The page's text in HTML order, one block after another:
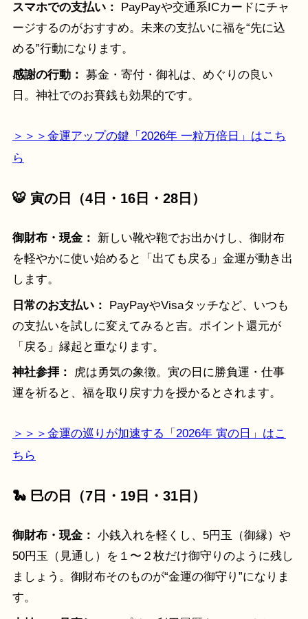
スマホでの支払い：
PayPayや交通系ICカードにチャ
ージするのがおすすめ。未来の支払いに福を“先に込
める”行動になります。
感謝の行動： 募金・寄付・御礼は、めぐりの良い
日。神社でのお賽銭も効果的です。
＞＞＞金運アップの鍵「2026年 一粒万倍日」はこち
ら
🐯 寅の日（4日・16日・28日）
御財布・現金：
新しい靴や鞄でお出かけし、御財布
を軽やかに使い始めると「出ても戻る」金運が動き出
します。
日常のお支払い：
PayPayやVisaタッチなど、いつも
の支払いを試しに変えてみると吉。ポイント還元が
「戻る」縁起と重なります。
神社参拝：
虎は勇気の象徴。寅の日に勝負運・仕事
運を祈ると、福を取り戻す力を授かるとされます。
＞＞＞金運の巡りが加速する「2026年 寅の日」はこ
ちら
🐍 巳の日（7日・19日・31日）
御財布・現金： 小銭入れを軽くし、5円玉（御縁）や
50円玉（見通し）を１〜２枚だけ御守りのように残し
ましょう。御財布そのものが“金運の御守り”になりま
す。